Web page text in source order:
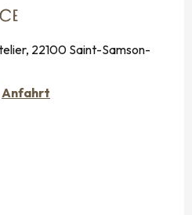
22100 Saint-Samson-
Anfahrt